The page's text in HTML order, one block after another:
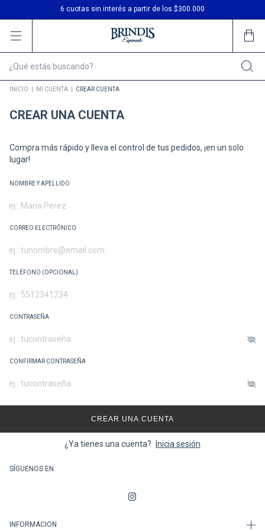
6 cuotas sin interés a partir de los $300.000
Envío gratis en compras desde $200.000
INICIO MI CUENTA CREAR CUENTA
CREAR UNA CUENTA
Compra más rápido y lleva el control de tus pedidos, ¡en un solo
lugar!
NOMBRE Y APELLIDO
CORREO ELECTRÓNICO
TELÉFONO (OPCIONAL)
CONTRASEÑA
CONFIRMAR CONTRASEÑA
CREAR UNA CUENTA
¿Ya tienes una cuenta? Inicia sesión
SÍGUENOS EN
INFORMACION